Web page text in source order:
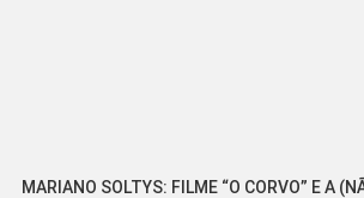
MARIANO SOLTYS: FILME “O CORVO” E A